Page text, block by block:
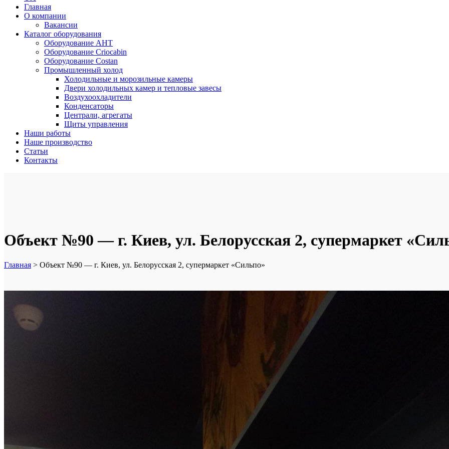
Главная
О компании
Вакансии
Каталог оборудования
Оборудование AHT
Оборудование Criocabin
Оборудование Costan
Промышленный холод
Холодильные и морозильные камеры
Двери холодильных камер и тепловые завесы
Воздухоохладители
Конденсаторы
Централи, агрегаты
Щиты управления
Наши работы
Наше производство
Статьи
Контакты
Объект №90 — г. Киев, ул. Белорусская 2, супермаркет
Главная > Объект №90 — г. Киев, ул. Белорусская 2, супермаркет «Сильпо»